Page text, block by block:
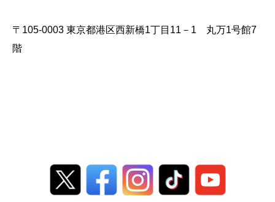
〒105-0003 東京都港区西新橋1丁目11－1 丸万1号館7
階